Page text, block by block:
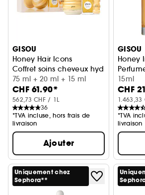
GISOU
Honey Hair Icons
Coffret soins cheveux hydratation et
75 ml + 20 ml + 15 ml
CHF 61.90*
562,73 CHF / 1L
36
*TVA incluse, hors frais de
livraison
Ajouter
GISOU
Honey
15ml
CHF
1.463,33
*TVA
livraison
Uniquement chez
Sephora**